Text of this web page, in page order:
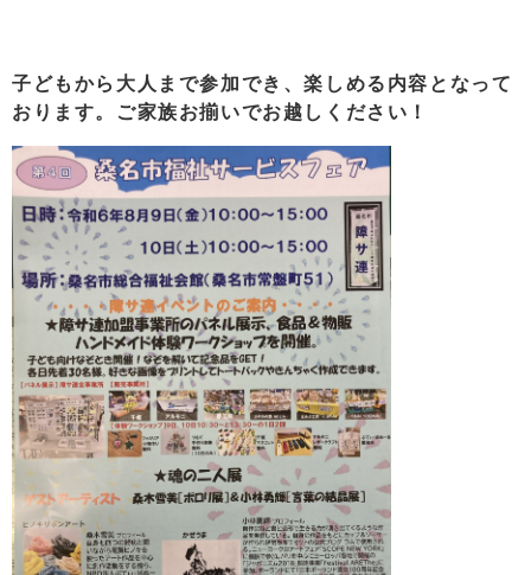
子どもから大人まで参加でき、楽しめる内容となって
おります。ご家族お揃いでお越しください！